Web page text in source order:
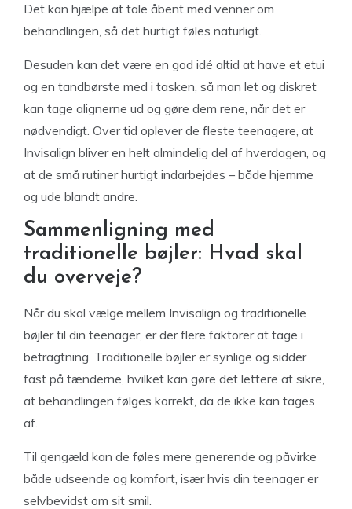
Det kan hjælpe at tale åbent med venner om
behandlingen, så det hurtigt føles naturligt.
Desuden kan det være en god idé altid at have et etui
og en tandbørste med i tasken, så man let og diskret
kan tage alignerne ud og gøre dem rene, når det er
nødvendigt. Over tid oplever de fleste teenagere, at
Invisalign bliver en helt almindelig del af hverdagen, og
at de små rutiner hurtigt indarbejdes – både hjemme
og ude blandt andre.
Sammenligning med
traditionelle bøjler: Hvad skal
du overveje?
Når du skal vælge mellem Invisalign og traditionelle
bøjler til din teenager, er der flere faktorer at tage i
betragtning. Traditionelle bøjler er synlige og sidder
fast på tænderne, hvilket kan gøre det lettere at sikre,
at behandlingen følges korrekt, da de ikke kan tages
af.
Til gengæld kan de føles mere generende og påvirke
både udseende og komfort, især hvis din teenager er
selvbevidst om sit smil.